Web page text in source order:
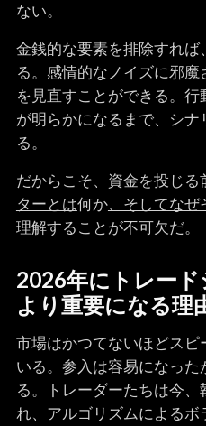
ない。
金銭的な要素を排除すれ
る。感情的なノイズに邪
を見直すことができる。
が明らかになるまで、シ
る。
だからこそ、資金を投じる
ターとは何か、そしてなぜ
理解することが不可欠だ。
2026年にトレー
より重要になる理
市場はかつてないほどス
いる。参入は容易になっ
る。トレーダーたちは今
れ、アルゴリズムによるボ